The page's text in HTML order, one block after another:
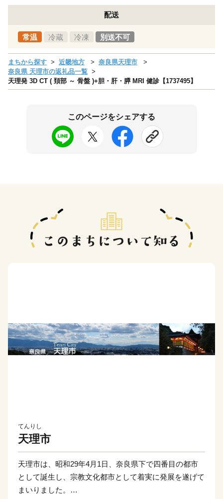
配送
常温 冷蔵 冷凍 別送不可
まちから探す 近畿地方
奈良県天理市
奈良県 天理市の返礼品一覧
天理発 3D CT ( 頚部 ～ 骨盤 )+胆・肝・膵 MRI 健診【1737495】
このページをシェアする
てんりし
天理市
天理市は、昭和29年4月1日、奈良県下で四番目の都市
として誕生し、宗教文化都市として着実に発展を遂げて
まいりました。